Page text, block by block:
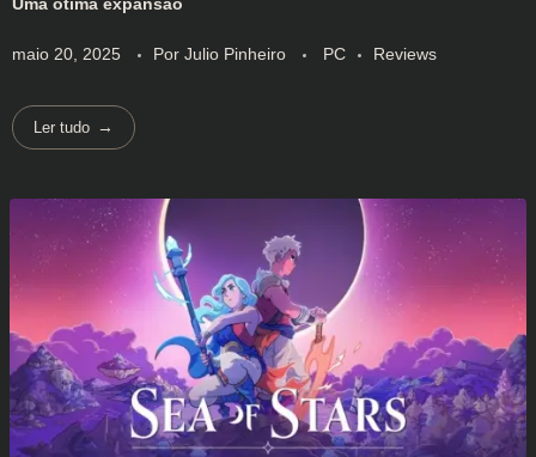
maio 20, 2025 Por Julio Pinheiro PC Reviews
Ler tudo